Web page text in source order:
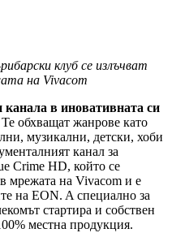
клуб се излъчват
на Vivacom
канала в иновативната си
Те обхващат жанрове като
музикални, детски, хоби
канал за
Crime HD, който се
мрежата на Vivacom и е
на EON. A специално за
стартира и собствен
местна продукция.